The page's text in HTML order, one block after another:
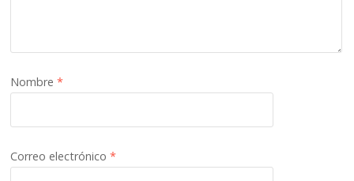
Nombre*
Correo electrónico*